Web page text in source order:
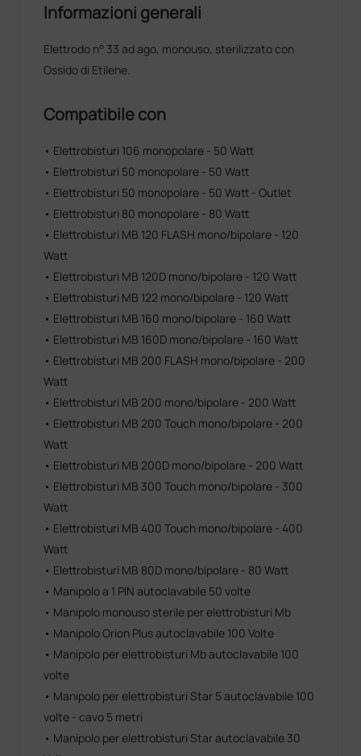
Informazioni generali
Elettrodo n° 33 ad ago, monouso, sterilizzato con
Ossido di Etilene.
Compatibile con
• Elettrobisturi 106 monopolare - 50 Watt
• Elettrobisturi 50 monopolare - 50 Watt
• Elettrobisturi 50 monopolare - 50 Watt - Outlet
• Elettrobisturi 80 monopolare - 80 Watt
• Elettrobisturi MB 120 FLASH mono/bipolare - 120
Watt
• Elettrobisturi MB 120D mono/bipolare - 120 Watt
• Elettrobisturi MB 122 mono/bipolare - 120 Watt
• Elettrobisturi MB 160 mono/bipolare - 160 Watt
• Elettrobisturi MB 160D mono/bipolare - 160 Watt
• Elettrobisturi MB 200 FLASH mono/bipolare - 200
Watt
• Elettrobisturi MB 200 mono/bipolare - 200 Watt
• Elettrobisturi MB 200 Touch mono/bipolare - 200
Watt
• Elettrobisturi MB 200D mono/bipolare - 200 Watt
• Elettrobisturi MB 300 Touch mono/bipolare - 300
Watt
• Elettrobisturi MB 400 Touch mono/bipolare - 400
Watt
• Elettrobisturi MB 80D mono/bipolare - 80 Watt
• Manipolo a 1 PIN autoclavabile 50 volte
• Manipolo monouso sterile per elettrobisturi Mb
• Manipolo Orion Plus autoclavabile 100 Volte
• Manipolo per elettrobisturi Mb autoclavabile 100
volte
• Manipolo per elettrobisturi Star 5 autoclavabile 100
volte - cavo 5 metri
• Manipolo per elettrobisturi Star autoclavabile 30